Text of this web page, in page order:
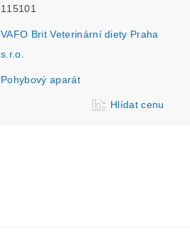
115101
VAFO Brit Veterinární diety Praha
s.r.o.
Pohybový aparát
Hlídat cenu